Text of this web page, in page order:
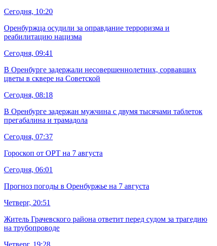
Сегодня, 10:20
Оренбуржца осудили за оправдание терроризма и
реабилитацию нацизма
Сегодня, 09:41
В Оренбурге задержали несовершеннолетних, сорвавших
цветы в сквере на Советской
Сегодня, 08:18
В Оренбурге задержан мужчина с двумя тысячами таблеток
прегабалина и трамадола
Сегодня, 07:37
Гороскоп от ОРТ на 7 августа
Сегодня, 06:01
Прогноз погоды в Оренбуржье на 7 августа
Четверг, 20:51
Житель Грачевского района ответит перед судом за трагедию
на трубопроводе